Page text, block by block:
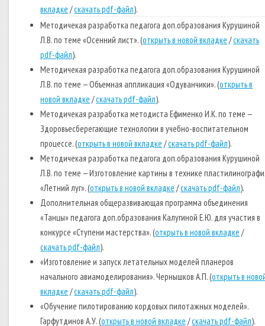
вкладке /скачать pdf-файл).
Методичекая разработка педагога доп.образования Курушиной
Л.В. по теме «Осенний лист». (открыть в новой вкладке /скачать
pdf-файл).
Методичекая разработка педагога доп.образования Курушиной
Л.В. по теме — Объемная аппликация «Одуванчики». (открыть в
новой вкладке /скачать pdf-файл).
Методичекая разработка методиста Ефименко И.К. по теме —
Здоровьесберегающие технологии в учебно-воспитательном
процессе. (открыть в новой вкладке /скачать pdf-файл).
Методичекая разработка педагога доп.образования Курушиной
Л.В. по теме — Изготовление картины в технике
«Летний луг». (открыть в новой вкладке /скачать pdf-файл).
Дополнительная общеразвивающая программа объединения
«Танцы» педагога доп.образования Калугиной Е.Ю. для участия в
конкурсе «Ступени мастерства». (открыть в новой вкладке /
скачать pdf-файл).
«Изготовление и запуск летательных моделей планеров
начального авиамоделирования». Чернышков А.П. (открыть в
вкладке /скачать pdf-файл).
«Обучение пилотированию кордовых пилотажных моделей».
Гарфутдинов А.У. (открыть в новой вкладке /скачать pdf-файл).